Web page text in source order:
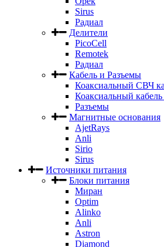
Sirus
Радиал
Делители
PicoCell
Remotek
Радиал
Кабель и Разъемы
Коаксиальный СВЧ
Коаксиальный
Разъемы
Магнитные основания
AjetRays
Anli
Sirio
Sirus
Источники питания
Блоки питания
Миран
Optim
Alinko
Anli
Astron
Diamond